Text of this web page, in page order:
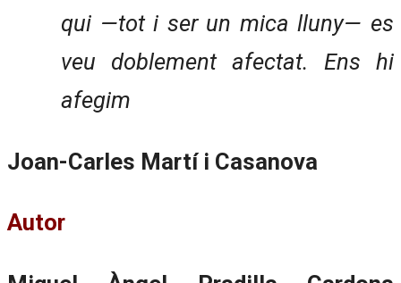
qui —tot i ser un mica lluny— es
veu doblement afectat. Ens hi
afegim
Joan-Carles Martí i Casanova
Autor